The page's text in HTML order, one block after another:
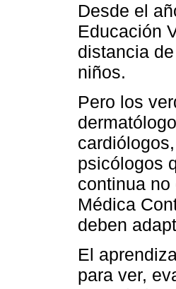
Desde el
Educación
distancia
niños.
Pero los
psicólogos
continua
Médica
deben
El
para ver,